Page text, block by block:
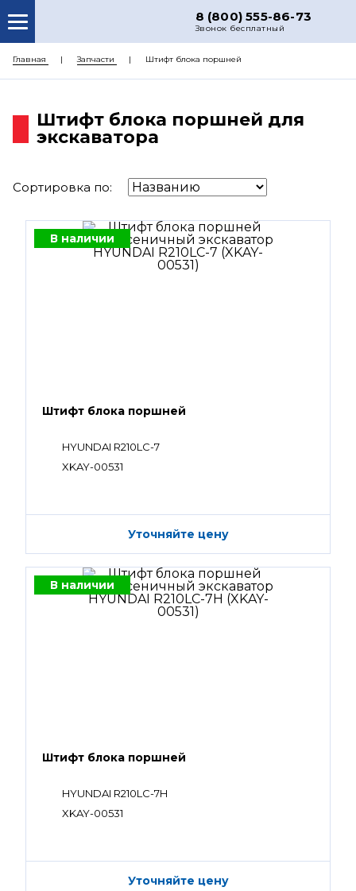
8 (800) 555-86-73
Звонок бесплатный
О НАС
РЕМОНТ
ДОСТАВКА
ЦЕНЫ
Главная Запчасти Штифт блока поршней
Штифт блока поршней для
экскаватора
Сортировка по:
В наличии
Штифт блока поршней
HYUNDAI R210LC-7
XKAY-00531
Уточняйте цену
В наличии
Штифт блока поршней
HYUNDAI R210LC-7H
XKAY-00531
Уточняйте цену